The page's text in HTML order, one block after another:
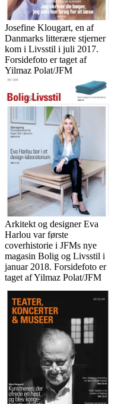
Josefine Klougart, en af
Danmarks litterære stjerner
kom i Livsstil i juli 2017.
Forsidefoto er taget af
Yilmaz Polat/JFM
Arkitekt og designer Eva
Harlou var første
coverhistorie i JFMs nye
magasin Bolig og Livsstil i
januar 2018. Forsidefoto er
taget af Yilmaz Polat/JFM